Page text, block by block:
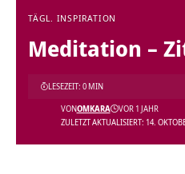
TÄGL. INSPIRATION
Meditation –
ZULETZT AKTUALISIERT: 14.
VONOMKARA VOR 1 JAHR
LESEZEIT: 0 MIN